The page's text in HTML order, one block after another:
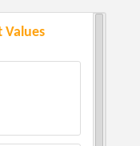
Values